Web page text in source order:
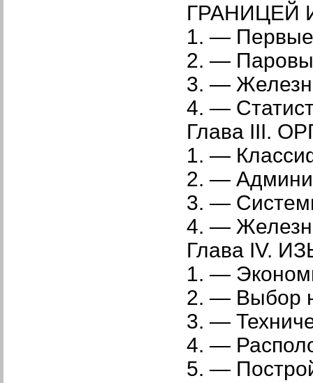
ГРАНИЦЕЙ
1. — Первые
2. —
3. —
4. —
Глава III.
1. —
2. —
3. —
4. —
Глава IV.
1. —
2. — Выбор
3. —
4. —
5. —